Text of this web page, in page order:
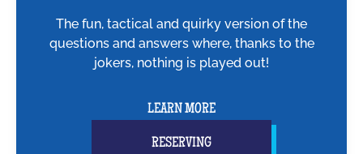
The fun, tactical and quirky version of the
questions and answers where, thanks to the
jokers, nothing is played out!
LEARN MORE
RESERVING